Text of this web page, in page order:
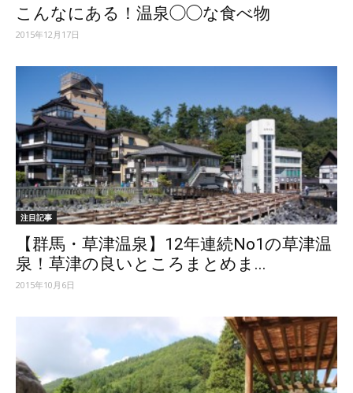
こんなにある！温泉◯◯な食べ物
2015年12月17日
注目記事
【群馬・草津温泉】12年連続No1の草津温
泉！草津の良いところまとめま...
2015年10月6日